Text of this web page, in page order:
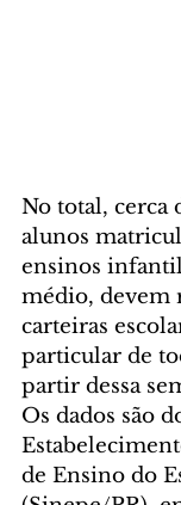
No total, cerca
alunos
ensinos
médio, devem
carteiras
particular de
partir dessa
Os dados são
de Ensino do